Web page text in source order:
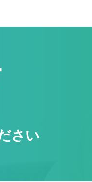
さい